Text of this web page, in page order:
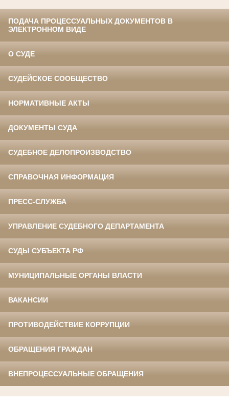
ПОДАЧА ПРОЦЕССУАЛЬНЫХ ДОКУМЕНТОВ В
ЭЛЕКТРОННОМ ВИДЕ
О СУДЕ
СУДЕЙСКОЕ СООБЩЕСТВО
НОРМАТИВНЫЕ АКТЫ
ДОКУМЕНТЫ СУДА
СУДЕБНОЕ ДЕЛОПРОИЗВОДСТВО
СПРАВОЧНАЯ ИНФОРМАЦИЯ
ПРЕСС-СЛУЖБА
УПРАВЛЕНИЕ СУДЕБНОГО ДЕПАРТАМЕНТА
СУДЫ СУБЪЕКТА РФ
МУНИЦИПАЛЬНЫЕ ОРГАНЫ ВЛАСТИ
ВАКАНСИИ
ПРОТИВОДЕЙСТВИЕ КОРРУПЦИИ
ОБРАЩЕНИЯ ГРАЖДАН
ВНЕПРОЦЕССУАЛЬНЫЕ ОБРАЩЕНИЯ